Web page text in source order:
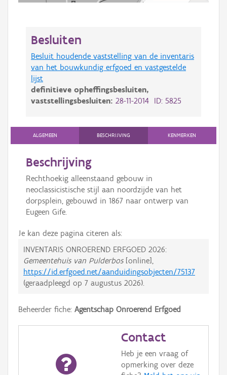
Besluiten
Besluit houdende vaststelling van de inventaris
van het bouwkundig erfgoed en vastgestelde
lijst
definitieve opheffingsbesluiten,
vaststellingsbesluiten: 28-11-2014 ID: 5825
ALGEMEEN BESCHRIJVING KENMERKEN
Beschrijving
Rechthoekig alleenstaand gebouw in
neoclassicistische stijl aan noordzijde van het
dorpsplein, gebouwd in 1867 naar ontwerp van
Eugeen Gife.
Je kan deze pagina citeren als:
INVENTARIS ONROEREND ERFGOED 2026:
Gemeentehuis van Pulderbos[online],
https://id.erfgoed.net/aanduidingsobjecten/75137
(geraadpleegd op 7 augustus 2026).
Beheerder fiche: Agentschap Onroerend Erfgoed
Contact
Heb je een vraag of
opmerking over deze